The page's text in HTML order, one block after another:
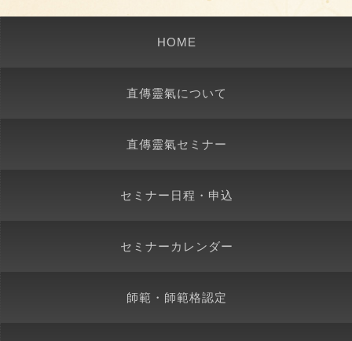
HOME
直傳靈氣について
直傳靈氣セミナー
セミナー日程・申込
セミナーカレンダー
師範・師範格認定